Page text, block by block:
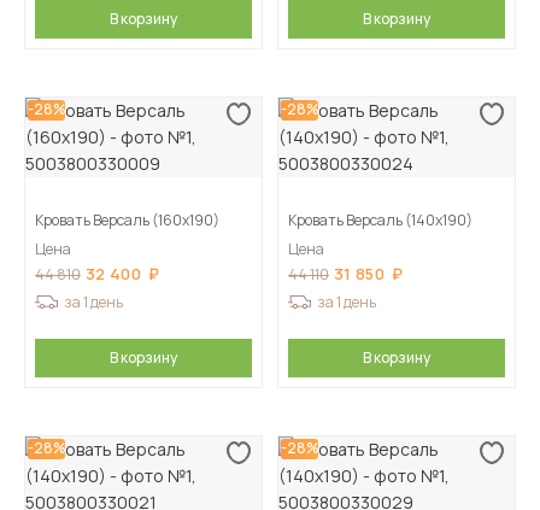
В корзину В корзину
-28%
Кровать Версаль (160х190)
Цена
44 810 32 400
за 1 день
В корзину
-28%
Кровать Версаль (140х190)
Цена
44 110 31 850
за 1 день
В корзину
-28% -28%